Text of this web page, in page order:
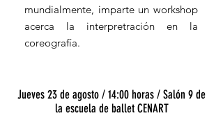
mundialmente, imparte un workshop
acerca la interpretración en la
coreografía.
Jueves 23 de agosto / 14:00 horas / Salón 9 de
la escuela de ballet CENART